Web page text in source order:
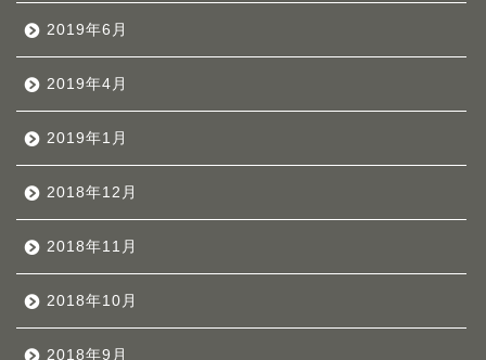
2019年6月
2019年4月
2019年1月
2018年12月
2018年11月
2018年10月
2018年9月